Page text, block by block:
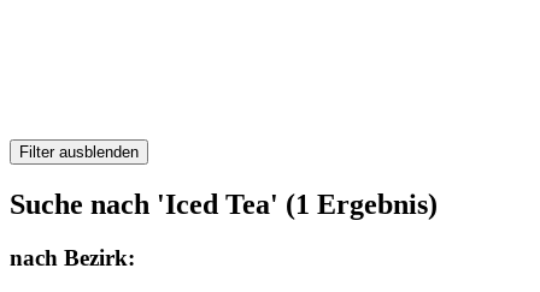
Filter ausblenden
Suche nach 'Iced Tea' (1 Ergebnis)
nach Bezirk: